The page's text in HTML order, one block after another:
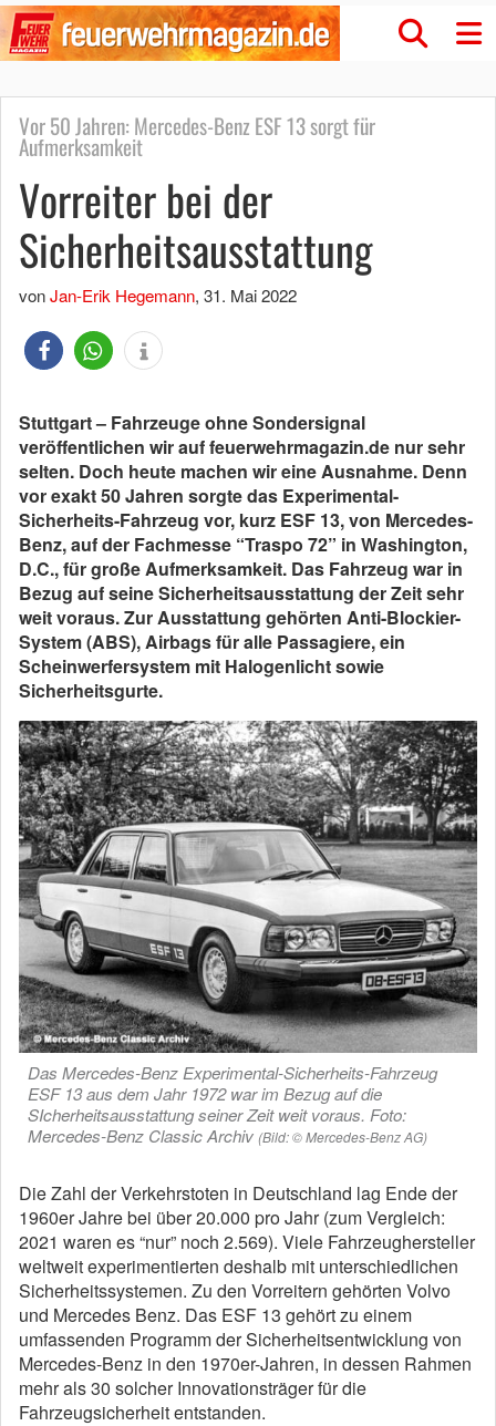
Vor 50 Jahren: Mercedes-Benz ESF 13 sorgt für
Aufmerksamkeit
Vorreiter bei der
Sicherheitsausstattung
vonJan-Erik Hegemann, 31. Mai 2022
Stuttgart – Fahrzeuge ohne Sondersignal
veröffentlichen wir auf feuerwehrmagazin.de nur sehr
selten. Doch heute machen wir eine Ausnahme. Denn
vor exakt 50 Jahren sorgte das Experimental-
Sicherheits-Fahrzeug vor, kurz ESF 13, von Mercedes-
Benz, auf der Fachmesse “Traspo 72” in Washington,
D.C., für große Aufmerksamkeit. Das Fahrzeug war in
Bezug auf seine Sicherheitsausstattung der Zeit sehr
weit voraus. Zur Ausstattung gehörten Anti-Blockier-
System (ABS), Airbags für alle Passagiere, ein
Scheinwerfersystem mit Halogenlicht sowie
Sicherheitsgurte.
Das Mercedes-Benz Experimental-Sicherheits-Fahrzeug
ESF 13 aus dem Jahr 1972 war im Bezug auf die
SIcherheitsausstattung seiner Zeit weit voraus. Foto:
Mercedes-Benz Classic Archiv (Bild: © Mercedes-Benz AG)
Die Zahl der Verkehrstoten in Deutschland lag Ende der
1960er Jahre bei über 20.000 pro Jahr (zum Vergleich:
2021 waren es “nur” noch 2.569). Viele Fahrzeughersteller
weltweit experimentierten deshalb mit unterschiedlichen
Sicherheitssystemen. Zu den Vorreitern gehörten Volvo
und Mercedes Benz. Das ESF 13 gehört zu einem
umfassenden Programm der Sicherheitsentwicklung von
Mercedes-Benz in den 1970er-Jahren, in dessen Rahmen
mehr als 30 solcher Innovationsträger für die
Fahrzeugsicherheit entstanden.